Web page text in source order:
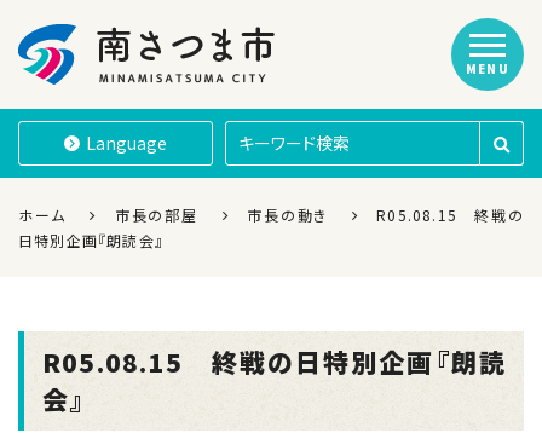
南さつま市
Language
MENU
ホーム 市長の部屋 市長の動き
R05.08.15 終戦の
日特別企画『朗読会』
R05.08.15 終戦の日特別企画『朗読
会』